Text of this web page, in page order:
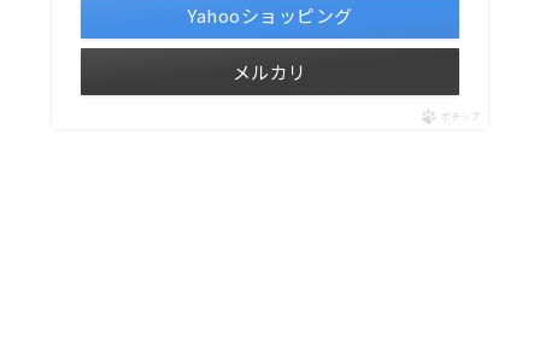
Yahooショッピング
メルカリ
ポチップ